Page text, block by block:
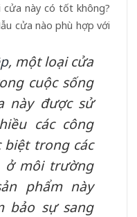
cửa này có tốt không?
cửa nào phù hợp với
, một loại cửa
cuộc sống
này được sử
các công
biệt trong các
ở môi trường
phẩm này
bảo sự sang